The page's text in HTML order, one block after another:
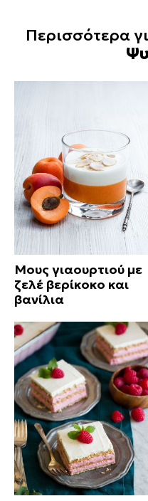
Περισσότερα
Μους γιαουρτιού με
ζελέ βερίκοκο και
βανίλια